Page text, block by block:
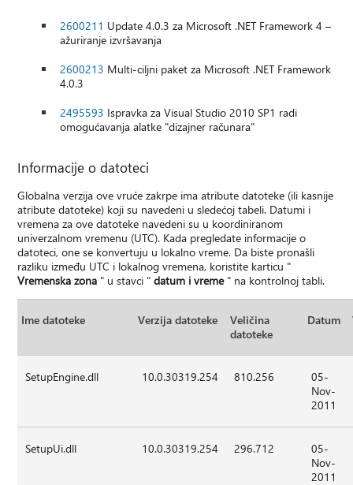
2600211 Update 4.0.3 za Microsoft .NET Framework 4 –
ažuriranje izvršavanja
2600213 Multi-ciljni paket za Microsoft .NET Framework
4.0.3
2495593 Ispravka za Visual Studio 2010 SP1 radi
omogućavanja alatke "dizajner računara"
Informacije o datoteci
Globalna verzija ove vruće zakrpe ima atribute datoteke (ili kasnije
atribute datoteke) koji su navedeni u sledećoj tabeli. Datumi i
vremena za ove datoteke navedeni su u koordiniranom
univerzalnom vremenu (UTC). Kada pregledate informacije o
datoteci, one se konvertuju u lokalno vreme. Da biste pronašli
razliku između UTC i lokalnog vremena, koristite karticu "
Vremenska zona " u stavci "datum i vreme" na kontrolnoj tabli.
Ime datoteke Verzija datoteke
Veličina
datoteke
Datum
SetupEngine.dll 10.0.30319.254 810.256
05-
Nov-
2011
SetupUi.dll 10.0.30319.254 296.712
05-
Nov-
2011